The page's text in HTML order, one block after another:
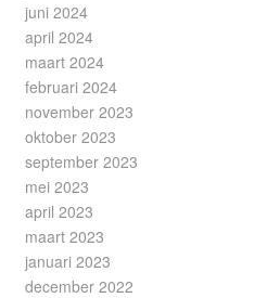
juni 2024
april 2024
maart 2024
februari 2024
november 2023
oktober 2023
september 2023
mei 2023
april 2023
maart 2023
januari 2023
december 2022